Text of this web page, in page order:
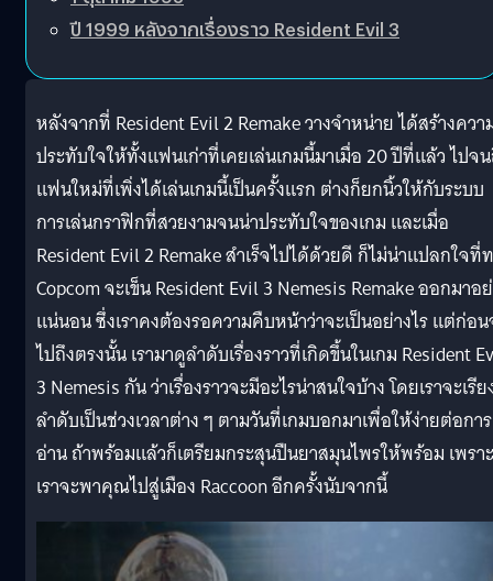
ปี 1999 หลังจากเรื่องราว Resident Evil 3
หลังจากที่ Resident Evil 2 Remake วางจำหน่าย ได้สร้างควา
ประทับใจให้ทั้งแฟนเก่าที่เคยเล่นเกมนี้มาเมื่อ 20 ปีที่แล้ว ไปจ
แฟนใหม่ที่เพิ่งได้เล่นเกมนี้เป็นครั้งแรก ต่างก็ยกนิ้วให้กับระบบ
การเล่นกราฟิกที่สวยงามจนน่าประทับใจของเกม และเมื่อ
Resident Evil 2 Remake สำเร็จไปได้ด้วยดี ก็ไม่น่าแปลกใจที่
Copcom จะเข็น Resident Evil 3 Nemesis Remake ออกมาอ
แน่นอน ซึ่งเราคงต้องรอความคืบหน้าว่าจะเป็นอย่างไร แต่ก่อ
ไปถึงตรงนั้น เรามาดูลำดับเรื่องราวที่เกิดขึ้นในเกม Resident
3 Nemesis กัน ว่าเรื่องราวจะมีอะไรน่าสนใจบ้าง โดยเราจะเรีย
ลำดับเป็นช่วงเวลาต่าง ๆ ตามวันที่เกมบอกมาเพื่อให้ง่ายต่อการ
อ่าน ถ้าพร้อมแล้วก็เตรียมกระสุนปืนยาสมุนไพรให้พร้อม เพราะ
เราจะพาคุณไปสู่เมือง Raccoon อีกครั้งนับจากนี้